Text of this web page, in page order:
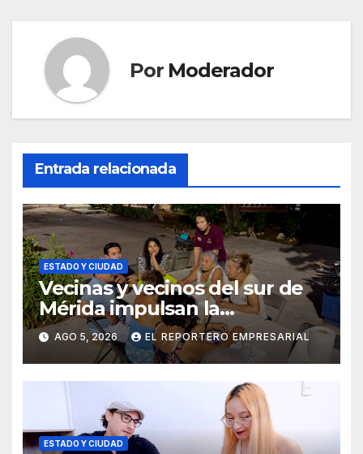
Por Moderador
Entrada relacionada
ESTADO Y CIUDAD
Vecinas y vecinos del sur de
Mérida impulsan la
recuperación de espacios
comunitarios
AGO 5, 2026 EL REPORTERO EMPRESARIAL
ESTADO Y CIUDAD